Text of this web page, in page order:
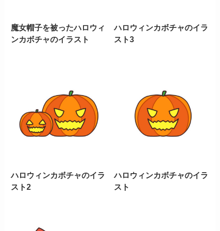
魔女帽子を被ったハロウィ
ンカボチャのイラスト
ハロウィンカボチャのイラ
スト3
ハロウィンカボチャのイラ
スト2
ハロウィンカボチャのイラ
スト